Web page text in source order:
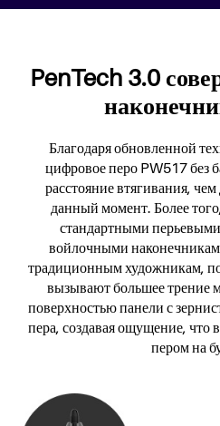
PenTech 3.0
Благодаря обновленной
цифровое перо PW517 без
расстояние втягивания,
данный момент. Более
стандартными
войлочными
традиционным художникам,
вызывают большее трение
поверхностью панели с
пера, создавая ощущение,
пером на